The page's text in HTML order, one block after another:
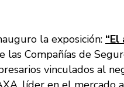
la exposición: “El
Compañías de
vinculados al